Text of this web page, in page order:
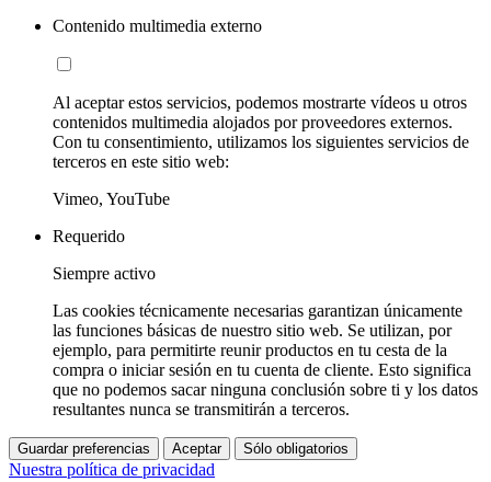
Contenido multimedia externo
Al aceptar estos servicios, podemos mostrarte vídeos u otros
contenidos multimedia alojados por proveedores externos.
Con tu consentimiento, utilizamos los siguientes servicios de
terceros en este sitio web:
Vimeo, YouTube
Requerido
Siempre activo
Las cookies técnicamente necesarias garantizan únicamente
las funciones básicas de nuestro sitio web. Se utilizan, por
ejemplo, para permitirte reunir productos en tu cesta de la
compra o iniciar sesión en tu cuenta de cliente. Esto significa
que no podemos sacar ninguna conclusión sobre ti y los datos
resultantes nunca se transmitirán a terceros.
Guardar preferencias Aceptar Sólo obligatorios
Nuestra política de privacidad